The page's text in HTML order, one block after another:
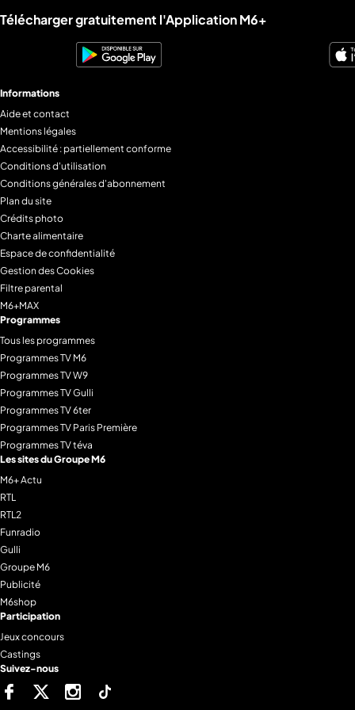
Liens utiles M6+.
Télécharger gratuitement l'Application M6+
Informations
Aide et contact
Mentions légales
Accessibilité : partiellement conforme
Conditions d'utilisation
Conditions générales d'abonnement
Plan du site
Crédits photo
Charte alimentaire
Espace de confidentialité
Gestion des Cookies
Filtre parental
M6+MAX
Programmes
Tous les programmes
Programmes TV M6
Programmes TV W9
Programmes TV Gulli
Programmes TV 6ter
Programmes TV Paris Première
Programmes TV téva
Les sites du Groupe M6
M6+ Actu
RTL
RTL2
Funradio
Gulli
Groupe M6
Publicité
M6shop
Participation
Jeux concours
Castings
Suivez-nous
FacebookTwitter Instagram